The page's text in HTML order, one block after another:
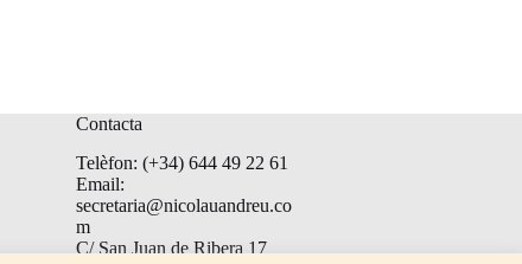
Contacta
Telèfon: (+34) 644 49 22 61
Email:
secretaria@nicolauandreu.co
m
C/ San Juan de Ribera 17